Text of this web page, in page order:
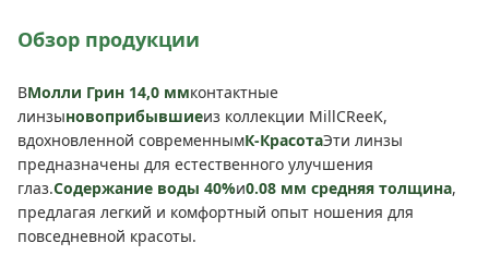
Обзор продукции
ВМолли Грин 14,0 ммконтактные
линзыновоприбывшиеиз коллекции MillCReeK,
вдохновленной современнымК-КрасотаЭти линзы
предназначены для естественного улучшения
глаз.Содержание воды 40%и0.08 мм средняя толщина,
предлагая легкий и комфортный опыт ношения для
повседневной красоты.